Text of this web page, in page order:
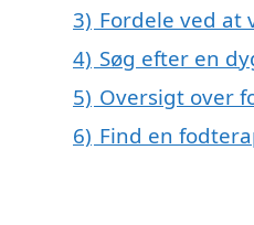
3) Fordele ved at
4) Søg efter en
5) Oversigt over
6) Find en